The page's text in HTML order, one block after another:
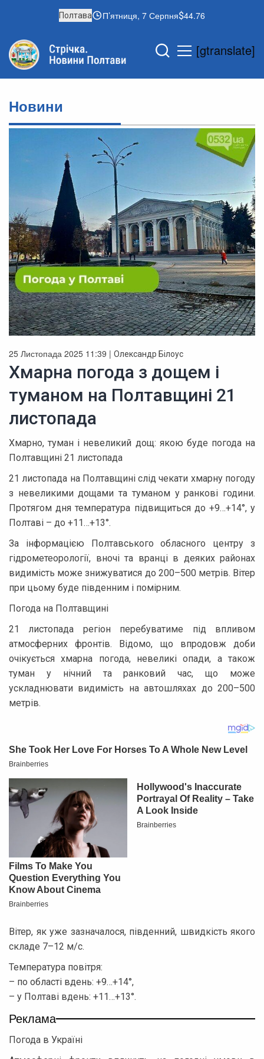
Полтава П’ятниця, 7 Серпня 44.76
[gtranslate]
Новини
25 Листопада 2025 11:39 | Олександр Білоус
Хмарна погода з дощем і
туманом на Полтавщині 21
листопада
Хмарно, туман і невеликий дощ: якою буде погода на
Полтавщині 21 листопада
21 листопада на Полтавщині слід чекати хмарну погоду
з невеликими дощами та туманом у ранкові години.
Протягом дня температура підвищиться до +9…+14°, у
Полтаві – до +11…+13°.
За інформацією Полтавського обласного центру з
гідрометеорології, вночі та вранці в деяких районах
видимість може знижуватися до 200–500 метрів. Вітер
при цьому буде південним і помірним.
Погода на Полтавщині
21 листопада регіон перебуватиме під впливом
атмосферних фронтів. Відомо, що впродовж доби
очікується хмарна погода, невеликі опади, а також
туман у нічний та ранковий час, що може
ускладнювати видимість на автошляхах до 200–500
метрів.
Вітер, як уже зазначалося, південний, швидкість якого
складе 7–12 м/с.
Температура повітря:
– по області вдень: +9…+14°,
– у Полтаві вдень: +11…+13°.
Реклама
Погода в Україні